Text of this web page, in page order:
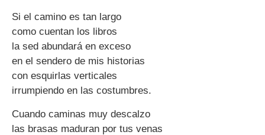
Si el camino es tan largo
como cuentan los libros
la sed abundará en exceso
en el sendero de mis historias
con esquirlas verticales
irrumpiendo en las costumbres.
Cuando caminas muy descalzo
las brasas maduran por tus venas